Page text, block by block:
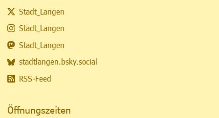
Stadt_Langen
Stadt_Langen
Stadt_Langen
stadtlangen.bsky.social
RSS-Feed
Öffnungszeiten